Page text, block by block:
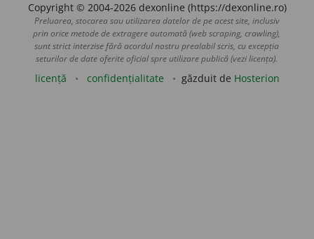
Copyright © 2004-2026 dexonline (https://dexonline.ro)
Preluarea, stocarea sau utilizarea datelor de pe acest site, inclusiv
prin orice metode de extragere automată (web scraping, crawling),
sunt strict interzise fără acordul nostru prealabil scris, cu excepția
seturilor de date oferite oficial spre utilizare publică (vezi licența).
licență confidențialitate găzduit de Hosterion